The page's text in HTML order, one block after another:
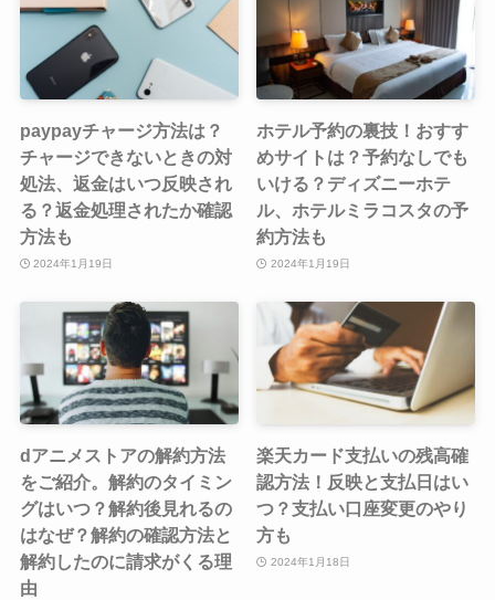
paypayチャージ方法は？
チャージできないときの対
処法、返金はいつ反映され
る？返金処理されたか確認
方法も
2024年1月19日
ホテル予約の裏技！おすす
めサイトは？予約なしでも
いける？ディズニーホテ
ル、ホテルミラコスタの予
約方法も
2024年1月19日
dアニメストアの解約方法
をご紹介。解約のタイミン
グはいつ？解約後見れるの
はなぜ？解約の確認方法と
解約したのに請求がくる理
由
楽天カード支払いの残高確
認方法！反映と支払日はい
つ？支払い口座変更のやり
方も
2024年1月18日